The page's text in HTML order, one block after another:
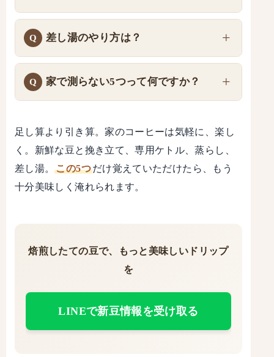
差し湯のやり方は？
家で測らない5つって何ですか？
足し算より引き算。家のコーヒーは気軽に、楽し
く。新鮮な豆と挽き立て、専用ケトル、蒸らし、
差し湯。この5つだけ覚えていただけたら、もう
十分美味しく淹れられます。
焙煎したての豆で、もっと美味しいドリップ
を
LINEで新豆情報を受け取る